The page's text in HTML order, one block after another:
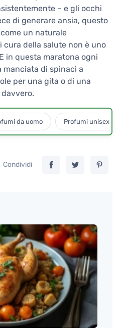
– e gli occhi
di generare ansia, questo
un naturale
cura della salute non è uno
in questa maratona ogni
manciata di spinaci a
per una gita o di una
da uomo Profumi unisex
Condividi